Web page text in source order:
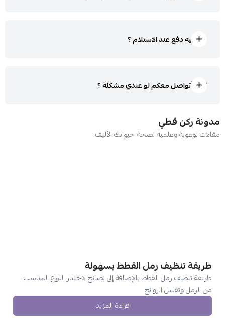
هل فيه دفع عند الاستلام ؟
كيف أتواصل معكم لو عندي مشكلة ؟
مدونة ركن قطي
مقالات توعوية وعلمية لصحة حيوانك الأليف
طريقة تنظيف رمل القطط بسهولة
طريقة تنظيف رمل القطط بالإضافة إلى نصائح لاختيار النوع المناسب
من الرمل وتقليل الروائح
قراءة المزيد